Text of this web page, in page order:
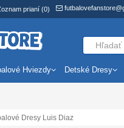
prianí (0)
Hviezdy Detské Dresy
Dresy Luis Diaz